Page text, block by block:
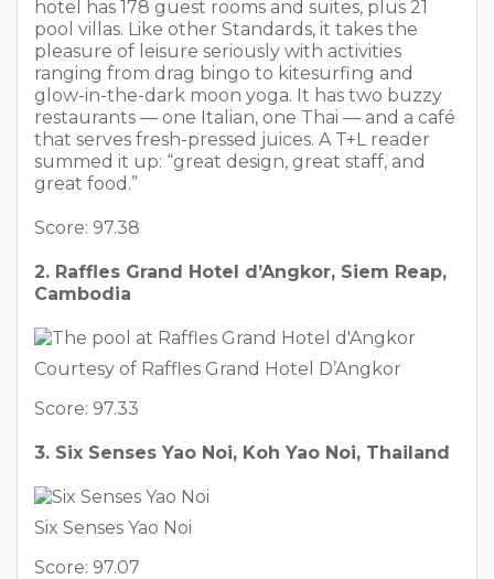
hotel has 178 guest rooms and suites, plus 21
pool villas. Like other Standards, it takes the
pleasure of leisure seriously with activities
ranging from drag bingo to kitesurfing and
glow-in-the-dark moon yoga. It has two buzzy
restaurants — one Italian, one Thai — and a café
that serves fresh-pressed juices. A T+L reader
summed it up: “great design, great staff, and
great food.”
Score: 97.38
2. Raffles Grand Hotel d’Angkor, Siem Reap,
Cambodia
Courtesy of Raffles Grand Hotel D’Angkor
Score: 97.33
3. Six Senses Yao Noi, Koh Yao Noi, Thailand
Six Senses Yao Noi
Score: 97.07